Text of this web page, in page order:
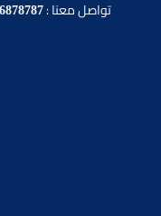
تواصل معنا :